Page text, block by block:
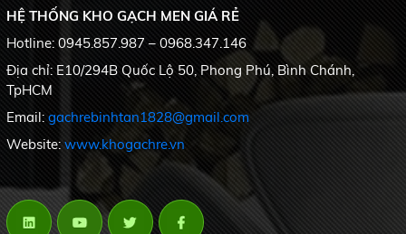
HỆ THỐNG KHO GẠCH MEN GIÁ RẺ
Hotline: 0945.857.987 – 0968.347.146
Địa chỉ: E10/294B Quốc Lộ 50, Phong Phú, Bình Chánh,
TpHCM
Email: gachrebinhtan1828@gmail.com
Website:www.khogachre.vn